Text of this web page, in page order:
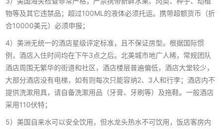
物等及其它违禁品；超过100ML的液体必须托运。携带超额货币（折
合10000美元）必须申报；
4）美洲无统一的酒店星级评定标准，且不保证房型。根据国际惯
例，酒店入住时间均在下午3点之后。北美城市地广人稀，常规团队
酒店周围无繁华的街道和社区，酒店楼层普遍偏低，酒店大堂较少，
大部分酒店没有电梯，如有则每次只能容纳2、3人和行李；酒店内不
提供洗漱用具，请自备洗漱用品（牙膏、牙刷等）及拖鞋。一般酒店
采用110伏特；
5）美国自来水可以安全饮用，但水龙头热水不可饮用，饭店客房内